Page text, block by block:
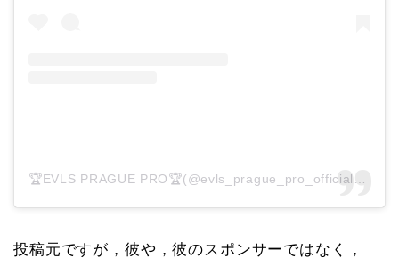
投稿元ですが，彼や，彼のスポンサーではなく，